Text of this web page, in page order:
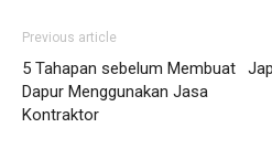
Previous article
5 Tahapan sebelum Membuat
Dapur Menggunakan Jasa
Kontraktor